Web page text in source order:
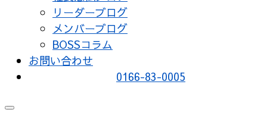
リーダーブログ
メンバーブログ
BOSSコラム
お問い合わせ
0166-83-0005
メ